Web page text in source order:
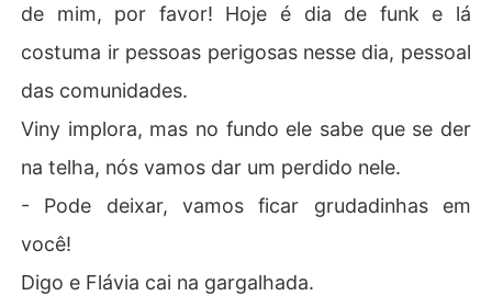
de mim, por favor! Hoje é dia de funk e lá
costuma ir pessoas perigosas nesse dia, pessoal
das comunidades.
Viny implora, mas no fundo ele sabe que se der
na telha, nós vamos dar um perdido nele.
- Pode deixar, vamos ficar grudadinhas em
você!
Digo e Flávia cai na gargalhada.